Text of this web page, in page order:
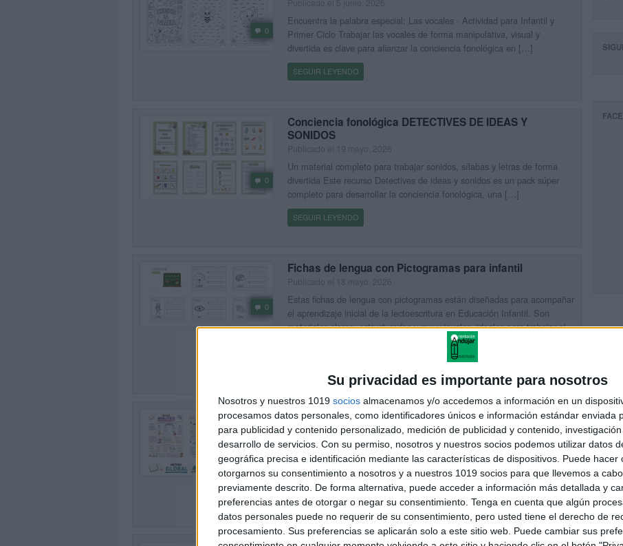
Su privacidad es importante para nosotros
Nosotros y nuestros 1019 socios almacenamos y/o accedemos a información en un
procesamos datos personales, como identificadores únicos e información estándar enviada
para publicidad y contenido personalizado, medición de publicidad y contenido,
desarrollo de servicios. Con su permiso, nosotros y nuestros socios podemos utilizar datos
geográfica precisa e identificación mediante las características de dispositivos. Puede hacer
otorgarnos su consentimiento a nosotros y a nuestros 1019 socios para que llevemos a
previamente descrito. De forma alternativa, puede acceder a información más detallada y
preferencias antes de otorgar o negar su consentimiento. Tenga en cuenta que algún
datos personales puede no requerir de su consentimiento, pero usted tiene el derecho de
procesamiento. Sus preferencias se aplicarán solo a este sitio web. Puede cambiar sus
0
Encuentra la palabra especial: Las vocales · Actividad para Infantil y
Primer Ciclo Trabajar las vocales de forma manipulativa, visual y
divertida es clave para afianzar la conciencia fonológica en […]
SEGUIR LEYENDO
0
Conciencia fonológica DETECTIVES DE IDEAS Y
SONIDOS
Un material completo para trabajar sonidos, sílabas y letras de forma
divertida Este recurso Detectives de ideas y sonidos es un pack súper
completo para desarrollar la conciencia fonológica, una […]
SEGUIR LEYENDO
0
Fichas de lengua con Pictogramas para infantil
Estas fichas de lengua con pictogramas están diseñadas para acompañar
el aprendizaje inicial de la lectoescritura en Educación Infantil. Son
materiales claros, estructurados y muy visuales, ideales para trabajar el
0
Láminas didácticas Métodos de Lectoescritura
Publicado el 13 mayo, 2026
Las láminas didácticas de métodos de lectoescritura son un recurso
imprescindible para comprender, comparar y aplicar los distintos
enfoques que existen para enseñar a leer y escribir en Infantil y […]
SEGUIR LEYENDO